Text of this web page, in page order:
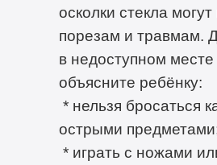
осколки стекла
порезам и травмам.
в недоступном месте
объясните ребёнку:
* нельзя бросаться
острыми
* играть с ножами